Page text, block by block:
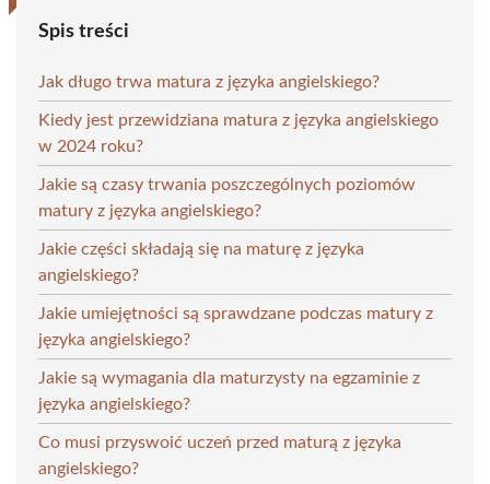
Spis treści
Jak długo trwa matura z języka angielskiego?
Kiedy jest przewidziana matura z języka angielskiego
w 2024 roku?
Jakie są czasy trwania poszczególnych poziomów
matury z języka angielskiego?
Jakie części składają się na maturę z języka
angielskiego?
Jakie umiejętności są sprawdzane podczas matury z
języka angielskiego?
Jakie są wymagania dla maturzysty na egzaminie z
języka angielskiego?
Co musi przyswoić uczeń przed maturą z języka
angielskiego?